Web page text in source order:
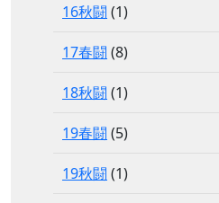
16秋闘 (1)
17春闘 (8)
18秋闘 (1)
19春闘 (5)
19秋闘 (1)